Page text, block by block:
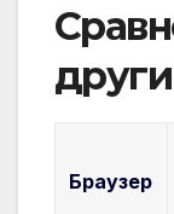
Браузер